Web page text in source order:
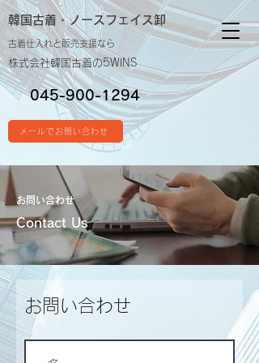
韓国古着・ノースフェイス卸
古着仕入れと販売支援なら
株式会社韓国古着の5WINS
045-900-1294
メールでお問い合わせ
お問い合わせ
Contact Us
お問い合わせ